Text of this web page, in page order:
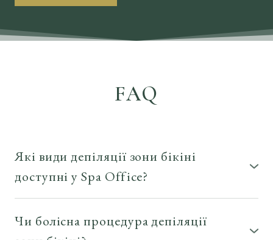
FAQ
Які види депіляції зони бікіні
доступні у Spa Office?
Для делікатної зони бікіні пропонується шугаринг
тривалий ефект гладкості, але вибір залежить від
Чи болісна процедура депіляції